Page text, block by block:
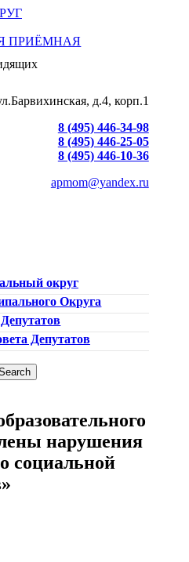
ПРИЁМНАЯ
д.4, корп.1
8 (495) 446-34-98
8 (495) 446-25-05
8 (495) 446-10-36
apmom@yandex.ru
округ
Округа
Депутатов
нарушения
социальной